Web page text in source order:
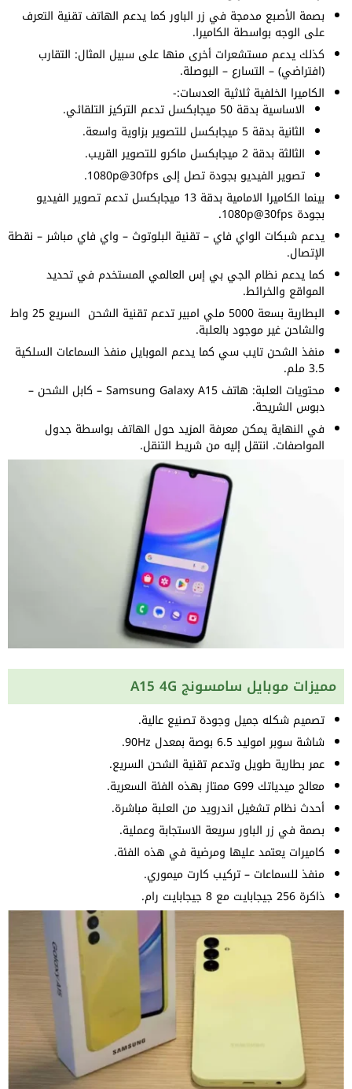
بصمة الأصبع مدمجة في زر الباور كما يدعم الهاتف تقنية التعرف
على الوجه بواسطة الكاميرا.
كذلك يدعم مستشعرات أخرى منها على سبيل المثال: التقارب
(افتراضي) – التسارع – البوصلة.
الكاميرا الخلفية ثلاثية العدسات:-
الاساسية بدقة 50 ميجابكسل تدعم التركيز التلقائي.
الثانية بدقة 5 ميجابكسل للتصوير بزاوية واسعة.
الثالثة بدقة 2 ميجابكسل ماكرو للتصوير القريب.
تصوير الفيديو بجودة تصل إلى 1080p@30fps.
بينما الكاميرا الامامية بدقة 13 ميجابكسل تدعم تصوير الفيديو
بجودة 1080p@30fps.
يدعم شبكات الواي فاي – تقنية البلوتوث – واي فاي مباشر – نقطة
الإتصال.
كما يدعم نظام الجي بي إس العالمي المستخدم في تحديد
المواقع والخرائط.
البطارية بسعة 5000 ملي امبير تدعم تقنية الشحن السريع 25 واط
والشاحن غير موجود بالعلبة.
منفذ الشحن تايب سي كما يدعم الموبايل منفذ السماعات السلكية
3.5 ملم.
محتويات العلبة: هاتف Samsung Galaxy A15 – كابل الشحن –
دبوس الشريحة.
في النهاية يمكن معرفة المزيد حول الهاتف بواسطة جدول
المواصفات. انتقل إليه من شريط التنقل.
مميزات موبايل سامسونج A15 4G
تصميم شكله جميل وجودة تصنيع عالية.
شاشة سوبر اموليد 6.5 بوصة بمعدل 90Hz.
عمر بطارية طويل وتدعم تقنية الشحن السريع.
معالج ميدياتك G99 ممتاز بهذه الفئة السعرية.
أحدث نظام تشغيل اندرويد من العلبة مباشرة.
بصمة في زر الباور سريعة الاستجابة وعملية.
كاميرات يعتمد عليها ومرضية في هذه الفئة.
منفذ للسماعات – تركيب كارت ميموري.
ذاكرة 256 جيجابايت مع 8 جيجابايت رام.